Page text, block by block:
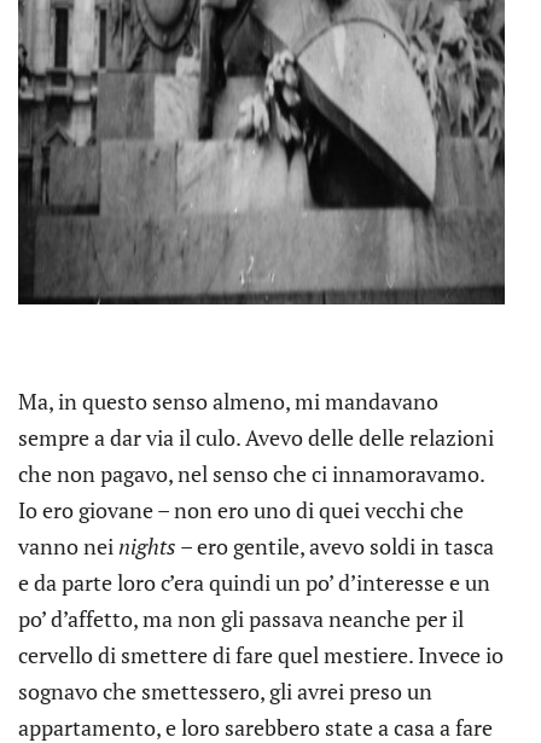
Ma, in questo senso almeno, mi mandavano
sempre a dar via il culo. Avevo delle delle relazioni
che non pagavo, nel senso che ci innamoravamo.
Io ero giovane – non ero uno di quei vecchi che
vanno neinights – ero gentile, avevo soldi in tasca
e da parte loro c’era quindi un po’ d’interesse e un
po’ d’affetto, ma non gli passava neanche per il
cervello di smettere di fare quel mestiere. Invece io
sognavo che smettessero, gli avrei preso un
appartamento, e loro sarebbero state a casa a fare